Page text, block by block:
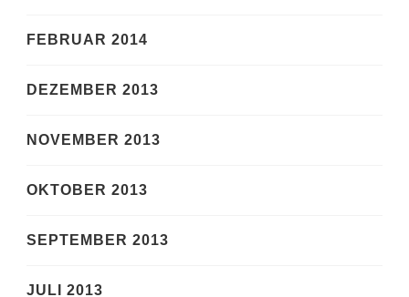
FEBRUAR 2014
DEZEMBER 2013
NOVEMBER 2013
OKTOBER 2013
SEPTEMBER 2013
JULI 2013